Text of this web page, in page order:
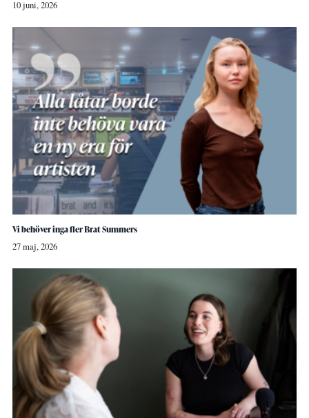
10 juni, 2026
Vi behöver inga fler Brat Summers
27 maj, 2026